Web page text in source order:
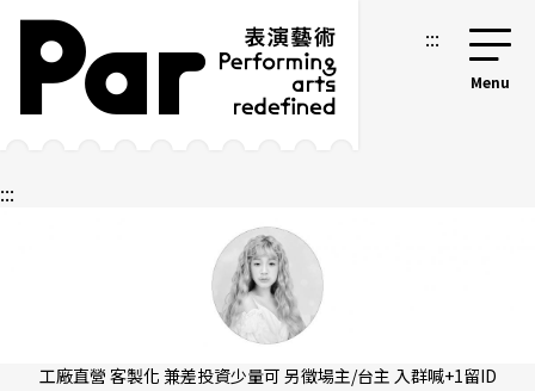
跳到主要內容區塊
網站導覽 :::
:::
工廠直營 客製化 兼差投資少量可 另徵場主/台主 入群喊+1留ID